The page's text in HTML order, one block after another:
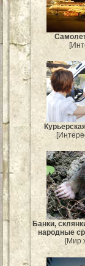
Банки,
народные
[Мир